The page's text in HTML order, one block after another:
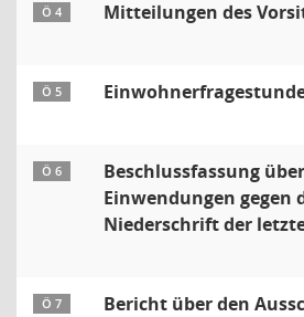
Ö 4 Mitteilungen des
Ö 5
Ö 6
Beschlussfassung über
Einwendungen gegen
Niederschrift der
Ö 7
Bericht über den